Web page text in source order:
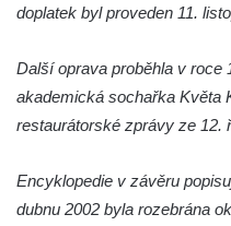
Sloup svatého Jana
Sloup se sochou
Homo) v Krompachu
Sloup Panny Marie
Sloup Panny Marie s
Sloup Nejsvětější Trojice
doplatek byl proveden 11.
Další oprava proběhla v roce
akademická sochařka Květa
restaurátorské zprávy ze 12.
Encyklopedie v závěru
dubnu 2002 byla rozebrána